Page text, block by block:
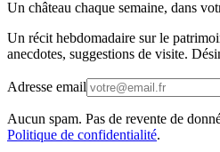
Un château chaque semaine, dans
Un récit hebdomadaire sur le
anecdotes, suggestions de visite.
Adresse email
Aucun spam. Pas de revente de
Politique de confidentialité.